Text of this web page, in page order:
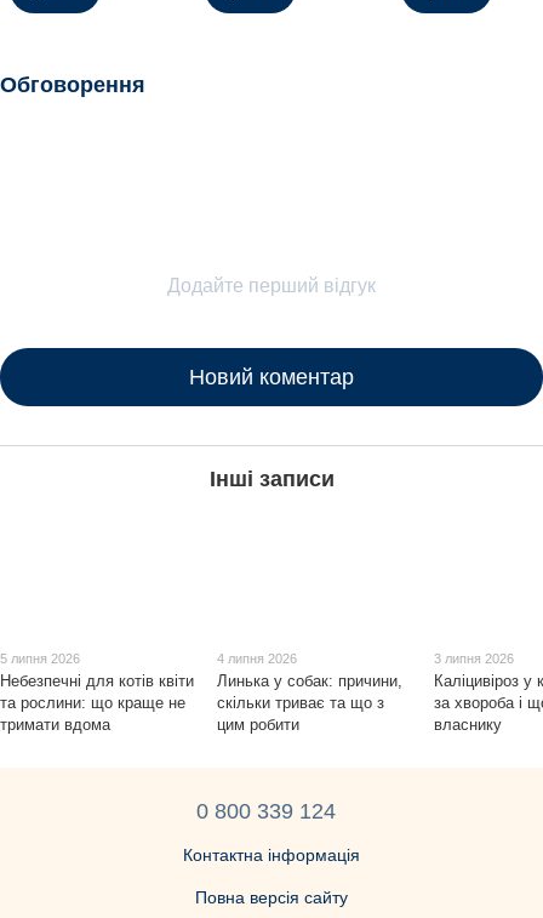
Обговорення
Додайте перший відгук
Новий коментар
Інші записи
5 липня 2026
Небезпечні для котів квіти
та рослини: що краще не
тримати вдома
4 липня 2026
Линька у собак: причини,
скільки триває та що з
цим робити
3 липня 2026
Каліцивіроз у
за хвороба і
власнику
0 800 339 124
Контактна інформація
Повна версія сайту